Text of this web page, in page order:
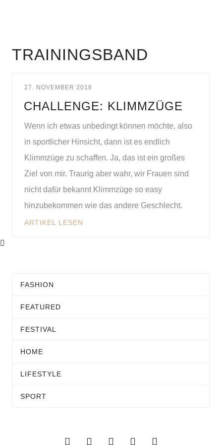
TRAININGSBAND
27. NOVEMBER 2018
CHALLENGE: KLIMMZÜGE
Wenn ich etwas unbedingt können möchte, also
in sportlicher Hinsicht, dann ist es endlich
Klimmzüge zu schaffen. Ja, das ist ein großes
Ziel von mir. Traurig aber wahr, wir Frauen sind
nicht dafür bekannt Klimmzüge so easy
hinzubekommen wie das andere Geschlecht.
ARTIKEL LESEN
FASHION
FEATURED
FESTIVAL
HOME
LIFESTYLE
SPORT